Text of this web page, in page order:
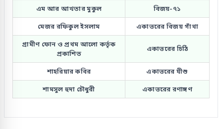
এম আর আখতার মুকুল বিজয়-৭১
মেজর রফিকুল ইসলাম একাত্তরের বিজয় গাঁথা
গ্রামীণ ফোন ও প্রথম আলো কর্তৃক
প্রকাশিত
একাত্তরের চিঠি
শাহরিয়ার কবির একাত্তরের যীশু
শামসুল হুদা চৌধুরী একাত্তরের রণাঙ্গণ